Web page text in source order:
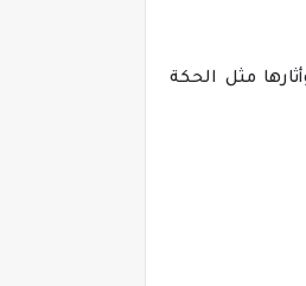
مثل الحكة